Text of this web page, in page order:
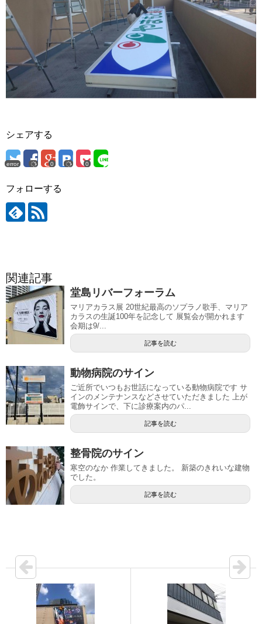
シェアする
error 0 0
フォローする
関連記事
堂島リバーフォーラム
マリアカラス展 20世紀最高のソプラノ歌手、マリア
カラスの生誕100年を記念して 展覧会が開かれます
会期は9/...
記事を読む
動物病院のサイン
ご近所でいつもお世話になっている動物病院です サ
インのメンテナンスなどさせていただきました 上が
電飾サインで、下に診療案内のパ...
記事を読む
整骨院のサイン
寒空のなか 作業してきました。 新築のきれいな建物
でした。
記事を読む